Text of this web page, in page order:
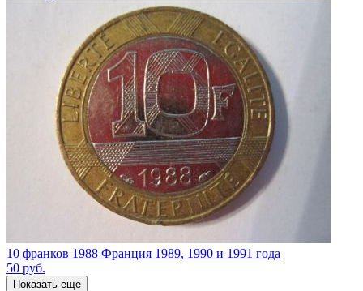
10 франков 1988 Франция 1989, 1990 и 1991 года
50 руб.
Показать еще